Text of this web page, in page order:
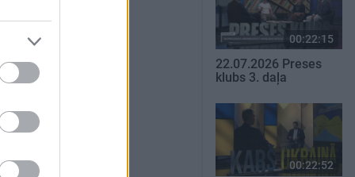
00:22:15
22.07.2026 Preses
klubs 3. daļa
00:22:52